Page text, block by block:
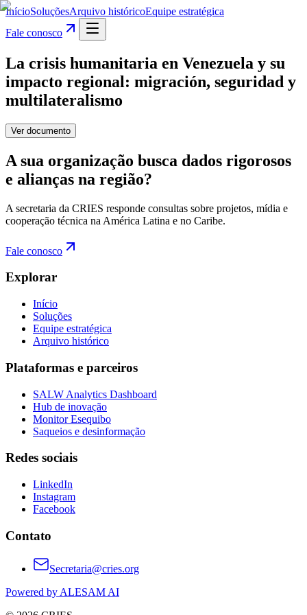
InícioSoluçõesArquivo históricoEquipe estratégica
Fale conosco
La crisis humanitaria en Venezuela y su
impacto regional: migración, seguridad y
multilateralismo
Ver documento
A sua organização busca dados rigorosos
e alianças na região?
A secretaria da CRIES responde consultas sobre projetos, mídia e
cooperação técnica na América Latina e no Caribe.
Fale conosco
Explorar
Início
Soluções
Equipe estratégica
Arquivo histórico
Plataformas e parceiros
SALW Analytics Dashboard
Hub de inovação
Monitor Esequibo
Saqueios e desinformação
Redes sociais
LinkedIn
Instagram
Facebook
Contato
Secretaria@cries.org
Powered by ALESAM AI